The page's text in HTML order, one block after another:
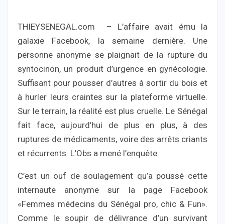
THIEYSENEGAL.com – L’affaire avait ému la
galaxie Facebook, la semaine dernière. Une
personne anonyme se plaignait de la rupture du
syntocinon, un produit d’urgence en gynécologie.
Suffisant pour pousser d’autres à sortir du bois et
à hurler leurs craintes sur la plateforme virtuelle.
Sur le terrain, la réalité est plus cruelle. Le Sénégal
fait face, aujourd’hui de plus en plus, à des
ruptures de médicaments, voire des arrêts criants
et récurrents. L’Obs a mené l’enquête.
C’est un ouf de soulagement qu’a poussé cette
internaute anonyme sur la page Facebook
«Femmes médecins du Sénégal pro, chic & Fun».
Comme le soupir de délivrance d’un survivant